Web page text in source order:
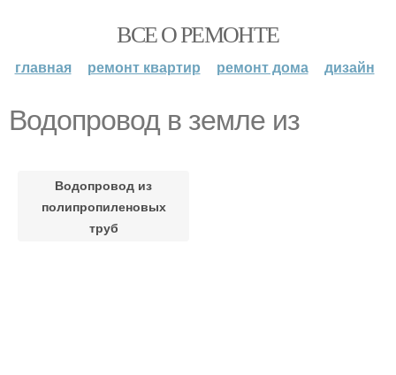
ВСЕ О РЕМОНТЕ
главная ремонт квартир ремонт дома дизайн
Водопровод в земле из
Водопровод из
полипропиленовых
труб